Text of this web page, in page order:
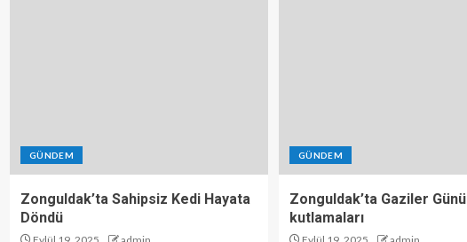
GÜNDEM
Zonguldak’ta Sahipsiz Kedi Hayata
Döndü
GÜNDEM
Zonguldak’ta Gaziler Günü
kutlamaları